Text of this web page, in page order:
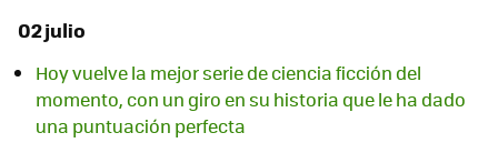
02 julio
Hoy vuelve la mejor serie de ciencia ficción del
momento, con un giro en su historia que le ha dado
una puntuación perfecta